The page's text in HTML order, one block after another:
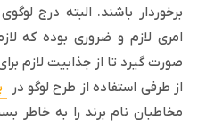
برخوردار باشند. البته درج
امری لازم و ضروری بوده که
صورت گیرد تا از جذابیت لازم
از طرفی استفاده از طرح لوگو در
مخاطبان نام برند را به خاطر